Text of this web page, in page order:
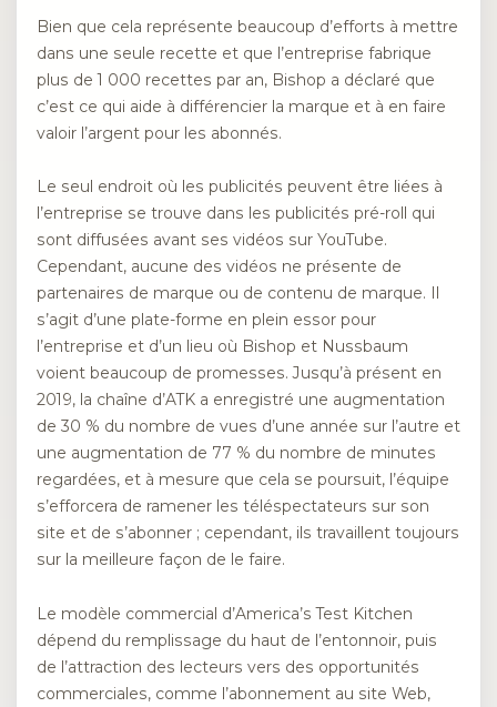
Bien que cela représente beaucoup d’efforts à mettre
dans une seule recette et que l’entreprise fabrique
plus de 1 000 recettes par an, Bishop a déclaré que
c’est ce qui aide à différencier la marque et à en faire
valoir l’argent pour les abonnés.
Le seul endroit où les publicités peuvent être liées à
l’entreprise se trouve dans les publicités pré-roll qui
sont diffusées avant ses vidéos sur YouTube.
Cependant, aucune des vidéos ne présente de
partenaires de marque ou de contenu de marque. Il
s’agit d’une plate-forme en plein essor pour
l’entreprise et d’un lieu où Bishop et Nussbaum
voient beaucoup de promesses. Jusqu’à présent en
2019, la chaîne d’ATK a enregistré une augmentation
de 30 % du nombre de vues d’une année sur l’autre et
une augmentation de 77 % du nombre de minutes
regardées, et à mesure que cela se poursuit, l’équipe
s’efforcera de ramener les téléspectateurs sur son
site et de s’abonner ; cependant, ils travaillent toujours
sur la meilleure façon de le faire.
Le modèle commercial d’America’s Test Kitchen
dépend du remplissage du haut de l’entonnoir, puis
de l’attraction des lecteurs vers des opportunités
commerciales, comme l’abonnement au site Web,